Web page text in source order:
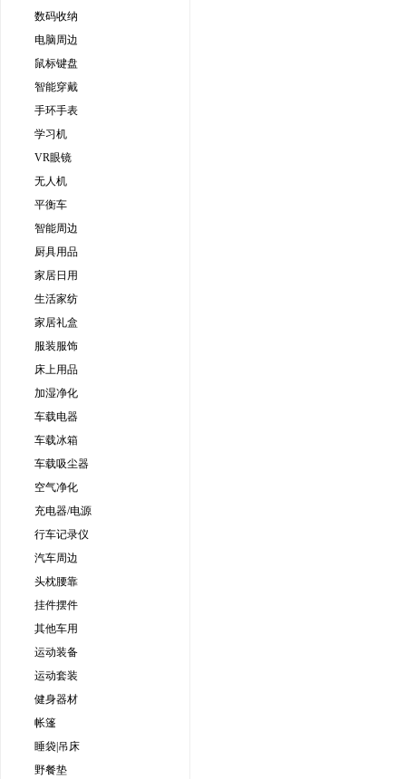
数码收纳
电脑周边
鼠标键盘
智能穿戴
手环手表
学习机
VR眼镜
无人机
平衡车
智能周边
厨具用品
家居日用
生活家纺
家居礼盒
服装服饰
床上用品
加湿净化
车载电器
车载冰箱
车载吸尘器
空气净化
充电器/电源
行车记录仪
汽车周边
头枕腰靠
挂件摆件
其他车用
运动装备
运动套装
健身器材
帐篷
睡袋|吊床
野餐垫